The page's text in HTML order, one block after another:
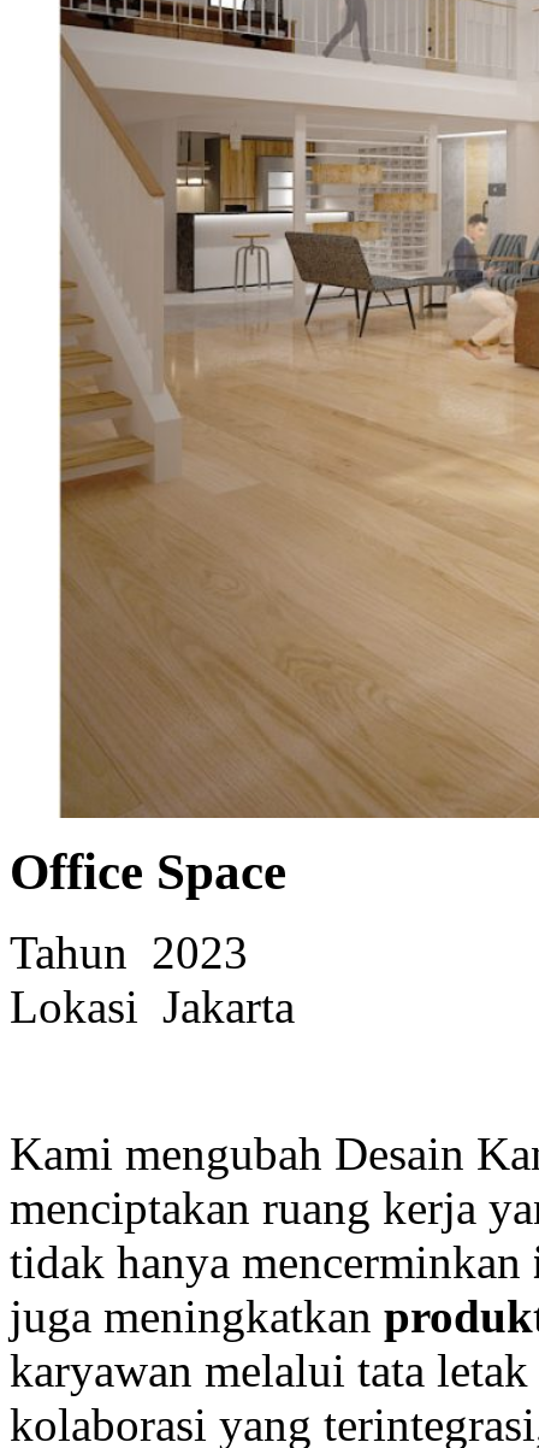
Office Space
Tahun 2023
Lokasi Jakarta
Kami mengubah Desain
menciptakan ruang kerja
tidak hanya mencerminkan
juga meningkatkan
karyawan melalui tata
kolaborasi yang